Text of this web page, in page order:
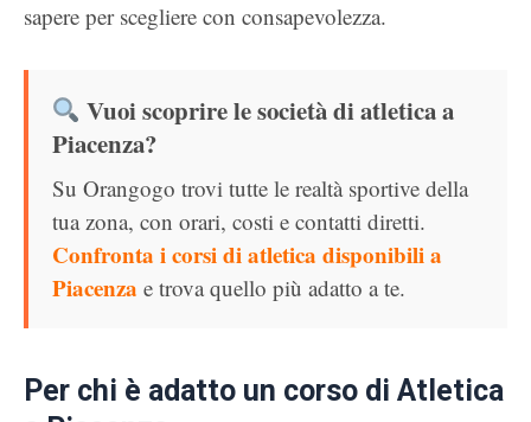
sapere per scegliere con consapevolezza.
Vuoi scoprire le società di atletica a
Piacenza?
Su Orangogo trovi tutte le realtà sportive della
tua zona, con orari, costi e contatti diretti.
Confronta i corsi di atletica disponibili a
Piacenza e trova quello più adatto a te.
Per chi è adatto un corso di Atletica